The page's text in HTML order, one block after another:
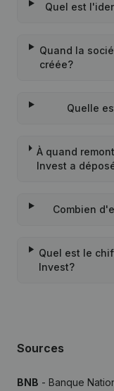
Quel est
Quand la
créée?
Quelle
À quand
Invest a
Combien
Quel est le
Invest?
Sources
BNB - Banque